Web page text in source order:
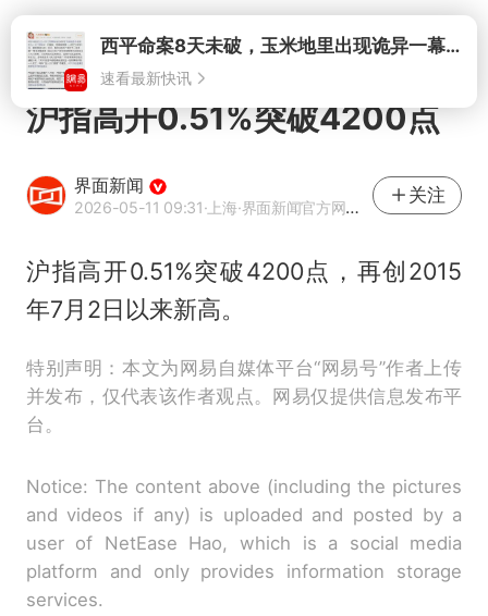
打开
沪指高开0.51%突破4200点
界面新闻
2026-05-11 09:31·上海·界面新闻官方网易号
关注
沪指高开0.51%突破4200点，再创2015
年7月2日以来新高。
特别声明：本文为网易自媒体平台“网易号”作者上传
并发布，仅代表该作者观点。网易仅提供信息发布平
台。
Notice: The content above (including the pictures
and videos if any) is uploaded and posted by a
user of NetEase Hao, which is a social media
platform and only provides information storage
services.